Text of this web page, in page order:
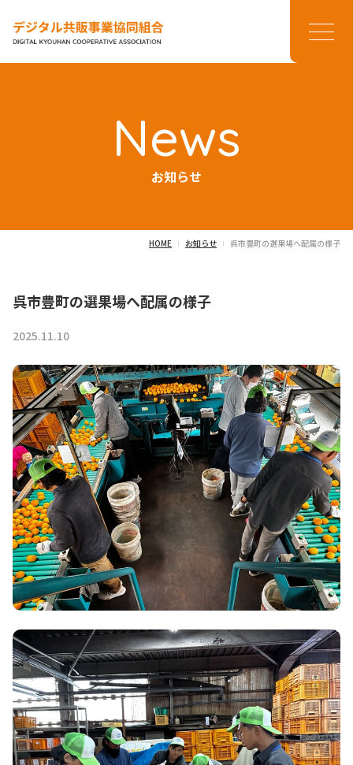
メニ
お知らせ
News
HOME お知らせ 呉市豊町の選果場へ配属の様子
呉市豊町の選果場へ配属の様子
2025.11.10